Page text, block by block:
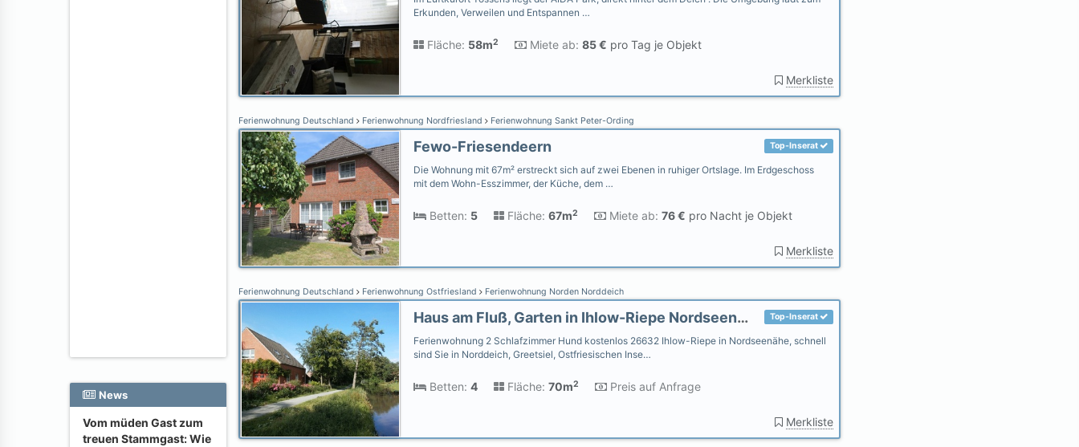
News
Vom müden Gast zum
treuen Stammgast: Wie
Erkunden, Verweilen und Entspannen …
Fläche: 58m2 Miete ab: 85 € pro Tag je Objekt
Merkliste
Ferienwohnung Deutschland Ferienwohnung Nordfriesland Ferienwohnung Sankt Peter-Ording
Top-Inserat
Fewo-Friesendeern
Die Wohnung mit 67m² erstreckt sich auf zwei Ebenen in ruhiger Ortslage. Im Erdgeschoss
mit dem Wohn-Esszimmer, der Küche, dem …
Betten: 5 Fläche: 67m2 Miete ab: 76 € pro Nacht je Objekt
Merkliste
Ferienwohnung Deutschland Ferienwohnung Ostfriesland Ferienwohnung Norden Norddeich
Top-Inserat
Haus am Fluß, Garten in Ihlow-Riepe Nordseenähe, gerne Hunde
Ferienwohnung 2 Schlafzimmer Hund kostenlos 26632 Ihlow-Riepe in Nordseenähe, schnell
sind Sie in Norddeich, Greetsiel, Ostfriesischen Inse…
Betten: 4 Fläche: 70m2 Preis auf Anfrage
Merkliste